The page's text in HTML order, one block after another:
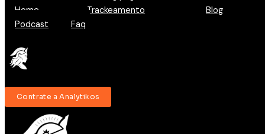
Home
Trackeamento
Blog
Podcast
Faq
Contrate a Analytikos